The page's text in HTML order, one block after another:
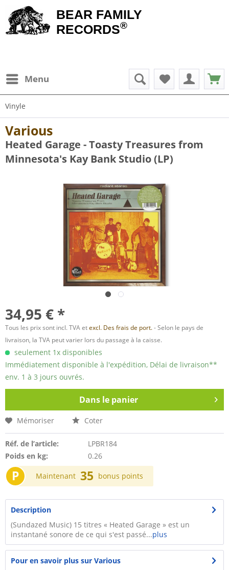
BEAR FAMILY
RECORDS®
Menu
Vinyle
Various
Heated Garage - Toasty Treasures from
Minnesota's Kay Bank Studio (LP)
34,95 € *
Tous les prix sont incl. TVA etexcl. Des frais de port.- Selon le pays de
livraison, la TVA peut varier lors du passage à la caisse.
seulement 1x disponibles
Immédiatement disponible à l'expédition, Délai de livraison**
env. 1 à 3 jours ouvrés.
Dans le panier
Mémoriser Coter
Réf. de l’article:
LPBR184
Poids en kg:
0.26
P Maintenant 35 bonus points
Description
(Sundazed Music) 15 titres « Heated Garage » est un
instantané sonore de ce qui s'est passé...plus
Pour en savoir plus sur Various